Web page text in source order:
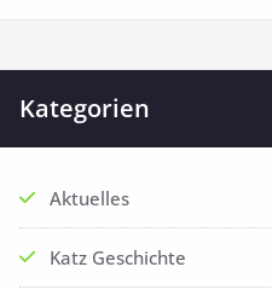
Kategorien
Aktuelles
Katz Geschichte